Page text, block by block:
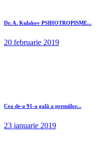
Dr. A. Kulakov PSIHOTROPISME...
20 februarie 2019
Cea de-a 91-a gală a premiilor...
23 ianuarie 2019